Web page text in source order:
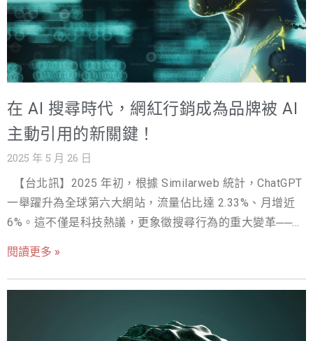
者推薦您的店家與服務。 相較於傳統 SEO，Google 我的商
家五星評論更能快速建立品牌公信力與自然外部連結。評
論中的關鍵字、地區性標註與使用者體驗故事，不僅有助
於搜尋引擎收錄，也讓 AI 容易抓取與引用，讓品牌在搜尋
創造了源源不絕的流量與品牌曝光，成為品牌在 AI 搜尋新
時代的競爭優勢。 五星評論優化重點： ✅ 真實性與具體性
AI 也更容易辨識與信任。 ✅ 結構化回應與店家互動 店家積
極回覆評論，顯示品牌對顧客的重視，讓 AI 看到品牌與使
用者的正向互動。 ✅ 關鍵字自然融入 在顧客評論與回覆
中，適度融入品牌名稱、服務特色與產品名稱，增加被 AI
引用的機會。 ✅ 圖片與多媒體輔助 邀請顧客附上照片或短
鮮度與吸引力。 🌐 品牌社群平台串聯 將 Google 評論的亮
在 AI 搜尋時代，網紅行銷成為品牌被 AI
主動引用的新關鍵！
2025 年 5 月 26 日
【台北訊】2025 年初，根據 Similarweb 統計，ChatGPT
一舉躍升為全球第六大網站，流量佔比達 2.33%、月增近
6%。這不僅是科技熱議，更象徵搜尋行為的重大變革──使
時且可信的答案。Google 近期更積極推動「AI 資訊摘要」
（AI Overview），在搜尋結果中直接以 AI 生成「整合式
下，網紅行銷的角色被全面放大。網紅不僅是社群影響力
閱讀更多 »